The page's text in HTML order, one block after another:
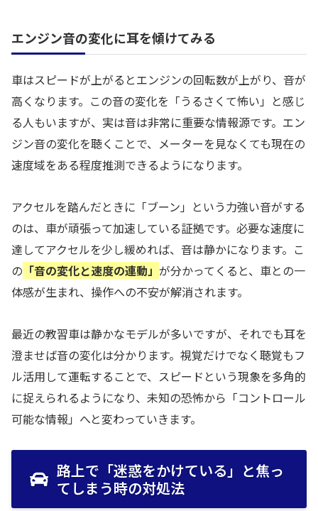
エンジン音の変化に耳を傾けてみる
車はスピードが上がるとエンジンの回転数が上がり、音が
高くなります。この音の変化を「うるさくて怖い」と感じ
る人もいますが、実は音は非常に重要な情報源です。エン
ジン音の変化を聴くことで、メーターを見なくても現在の
速度域をある程度推測できるようになります。
アクセルを踏んだときに「ブーン」という力強い音がする
のは、車が頑張って加速している証拠です。必要な速度に
達してアクセルを少し緩めれば、音は静かになります。こ
の 「音の変化と速度の連動」 が分かってくると、車との一
体感が生まれ、操作への不安が解消されます。
最近の教習車は静かなモデルが多いですが、それでも耳を
澄ませば音の変化は分かります。視覚だけでなく聴覚もフ
ル活用して運転することで、スピードという現象を多角的
に捉えられるようになり、未知の恐怖から「コントロール
可能な情報」へと変わっていきます。
路上で「迷惑をかけている」と焦っ
てしまう時の対処法